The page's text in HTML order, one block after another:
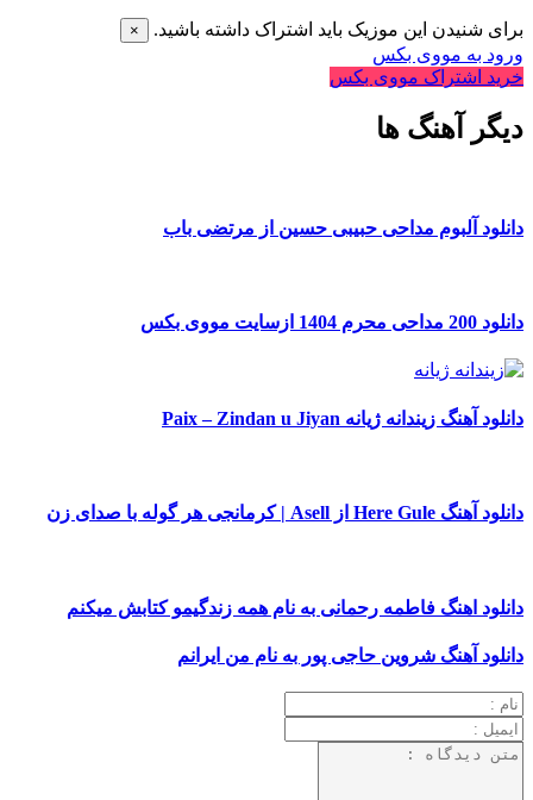
برای شنیدن این موزیک باید اشتراک داشته باشید. ×
ورود به مووی بکس
خرید اشتراک مووی بکس
دیگر آهنگ ها
دانلود آلبوم مداحی حبیبی حسین از مرتضی باب
دانلود 200 مداحی محرم 1404 ازسایت مووی بکس
دانلود آهنگ زیندانه ژیانه Paix – Zindan u Jiyan
دانلود آهنگ Here Gule از Asell | کرمانجی هر گوله با صدای زن
دانلود اهنگ فاطمه رحمانی به نام همه زندگیمو کتابش میکنم
دانلود آهنگ شروین حاجی پور به نام من ایرانم